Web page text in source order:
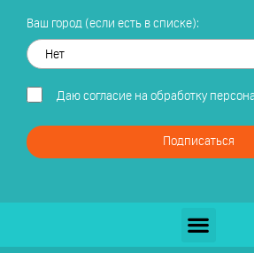
Ваш город (если есть в списке):
Даю согласие на обработку
Подписаться